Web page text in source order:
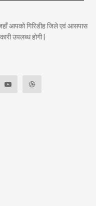
आपको गिरिडीह जिले एवं आसपास
उपलब्ध होगी |